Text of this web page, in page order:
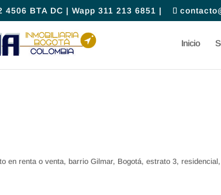
4506 BTA DC | Wapp 311 213 6851 |
Inicio
en renta o venta, barrio Gilmar, Bogotá, estrato 3,